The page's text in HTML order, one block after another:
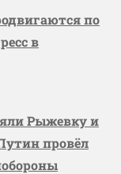
по
в
Рыжевку и
провёл